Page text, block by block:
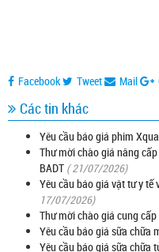
Facebook Tweet Mail
Các tin khác
Yêu cầu báo giá phim
Thư mời chào giá nâng
BADT ( 21/07/2026)
Yêu cầu báo giá vật tư y tế
17/07/2026)
Thư mời chào giá cung
Yêu cầu báo giá sữa chữa
Yêu cầu báo giá sữa chữa